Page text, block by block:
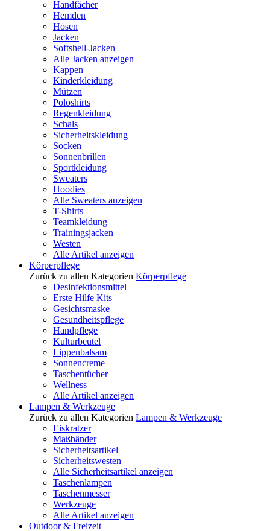
Handfächer
Hemden
Hosen
Jacken
Softshell-Jacken
Alle Jacken anzeigen
Kappen
Kinderkleidung
Mützen
Poloshirts
Regenkleidung
Schals
Sicherheitskleidung
Socken
Sonnenbrillen
Sportkleidung
Sweaters
Hoodies
Alle Sweaters anzeigen
T-Shirts
Teamkleidung
Trainingsjacken
Westen
Alle Artikel anzeigen
Körperpflege
Zurück zu allen Kategorien Körperpflege
Desinfektionsmittel
Erste Hilfe Kits
Gesichtsmaske
Gesundheitspflege
Handpflege
Kulturbeutel
Lippenbalsam
Sonnencreme
Taschentücher
Wellness
Alle Artikel anzeigen
Lampen & Werkzeuge
Zurück zu allen Kategorien Lampen & Werkzeuge
Eiskratzer
Maßbänder
Sicherheitsartikel
Sicherheitswesten
Alle Sicherheitsartikel anzeigen
Taschenlampen
Taschenmesser
Werkzeuge
Alle Artikel anzeigen
Outdoor & Freizeit